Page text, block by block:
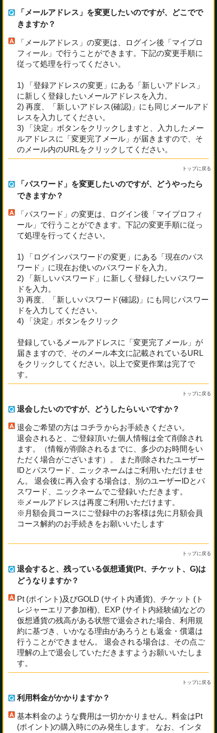
「メールアドレス」を変更したいのですが、どこでで
きますか？
「メールアドレス」の変更は、ログイン後「マイプロ
フィール」で行うことができます。下記の変更手順に
従って処理を行ってください。
1) 「登録アドレスの変更」にある「新しいアドレス」
に新しく登録したいメールアドレスを入力。
2) 再度、「新しいアドレス(確認)」にも同じメールアド
レスを入力してください。
3) 「決定」ボタンをクリックしますと、入力したメー
ルアドレスに「変更完了メール」が届きますので、そ
のメール内のURLをクリックしてください。
トップに戻る
「パスワード」を変更したいのですが、どうやったら
できますか？
「パスワード」の変更は、ログイン後「マイプロフィ
ール」で行うことができます。下記の変更手順に従っ
て処理を行ってください。
1) 「ログインパスワードの変更」にある「現在のパス
ワード」に現在お使いのパスワードを入力。
2) 「新しいパスワード」に新しく登録したいパスワー
ドを入力。
3) 再度、「新しいパスワード(確認)」にも同じパスワー
ドを入力してください。
4) 「決定」ボタンをクリック
登録しているメールアドレスに「変更完了メール」が
届きますので、そのメール本文に記載されているURL
をクリックしてください。以上で変更作業は完了で
す。
トップに戻る
退会したいのですが、どうしたらいいですか？
退会ご希望の方は コチラ からお手続きください。
退会されると、ご登録頂いた個人情報は全て削除され
ます。（情報が削除されるまでに、多少のお時間をい
ただく場合がございます）。 また削除されたユーザー
IDとパスワード、ニックネームはご利用いただけませ
ん。 退会後に再入会する場合は、別のユーザーIDとパ
スワード、ニックネームでご登録いただきます。
※メールアドレスは再度ご利用いただけます。
※月額会員コースにご登録中のお客様は先に月額会員
コース解約のお手続きをお願いいたします
トップに戻る
退会すると、残っている仮想通貨(Pt、チケット、G)は
どうなりますか？
Pt (ポイント)及びGOLD (サイト内通貨)、チケット (ト
レジャーエリア参加権)、EXP (サイト内経験値)などの
仮想通貨の残高がある状態で退会された場合、利用規
約に基づき、いかなる理由があろうとも返金・償還は
行うことができません。 退会される場合は、その点ご
理解の上で退会していただきますようお願いいたしま
す。
トップに戻る
利用料金がかかりますか？
基本料金のような費用は一切かかりません。料金はPt
(ポイント)の購入時にのみ発生します。 なお、インタ